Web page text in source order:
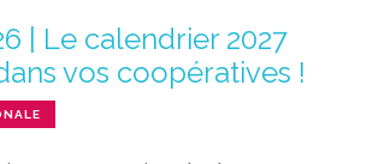
| Le calendrier 2027
vos coopératives !